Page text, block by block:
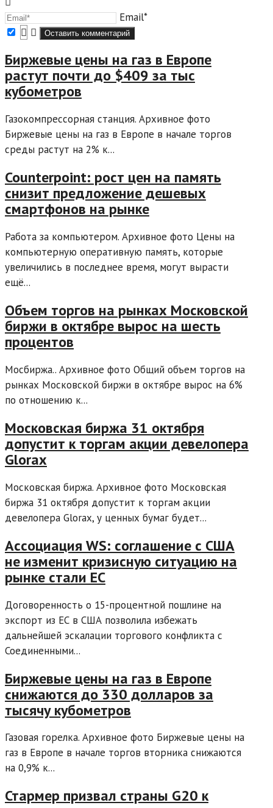
Email*
Биржевые цены на газ в Европе
растут почти до $409 за тыс
кубометров
Газокомпрессорная станция. Архивное фото
Биржевые цены на газ в Европе в начале торгов
среды растут на 2% к...
Counterpoint: рост цен на память
снизит предложение дешевых
смартфонов на рынке
Работа за компьютером. Архивное фото Цены на
компьютерную оперативную память, которые
увеличились в последнее время, могут вырасти
ещё...
Объем торгов на рынках Московской
биржи в октябре вырос на шесть
процентов
Мосбиржа.. Архивное фото Общий объем торгов на
рынках Московской биржи в октябре вырос на 6%
по отношению к...
Московская биржа 31 октября
допустит к торгам акции девелопера
Glorax
Московская биржа. Архивное фото Московская
биржа 31 октября допустит к торгам акции
девелопера Glorax, у ценных бумаг будет...
Ассоциация WS: соглашение с США
не изменит кризисную ситуацию на
рынке стали ЕС
Договоренность о 15-процентной пошлине на
экспорт из ЕС в США позволила избежать
дальнейшей эскалации торгового конфликта с
Соединенными...
Биржевые цены на газ в Европе
снижаются до 330 долларов за
тысячу кубометров
Газовая горелка. Архивное фото Биржевые цены на
газ в Европе в начале торгов вторника снижаются
на 0,9% к...
Стармер призвал страны G20 к